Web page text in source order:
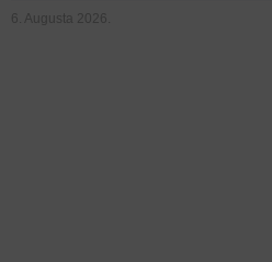
6. Augusta 2026.